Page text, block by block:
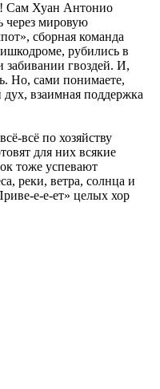
Сам Хуан Антонио
через мировую
сборная команда
рубились в
забивании гвоздей. И,
Но, сами понимаете,
взаимная поддержка
всё по хозяйству
для них всякие
тоже успевают
реки, ветра, солнца и
е-е-ет» целых хор